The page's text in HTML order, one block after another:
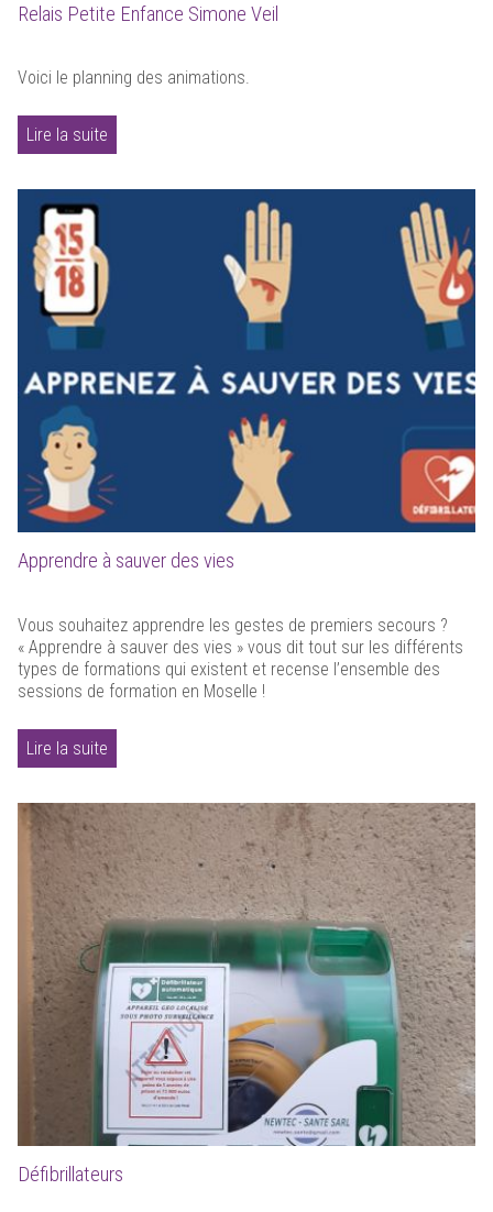
Relais Petite Enfance Simone Veil
Voici le planning des animations.
Lire la suite
Apprendre à sauver des vies
Vous souhaitez apprendre les gestes de premiers secours ?
« Apprendre à sauver des vies » vous dit tout sur les différents
types de formations qui existent et recense l’ensemble des
sessions de formation en Moselle !
Lire la suite
Défibrillateurs